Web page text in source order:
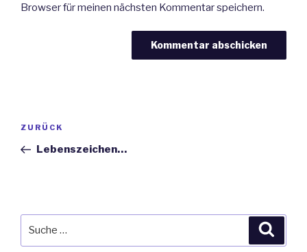
Browser für meinen nächsten Kommentar speichern.
Beitragsnavigation
Vorheriger
Beitrag
ZURÜCK
Lebenszeichen…